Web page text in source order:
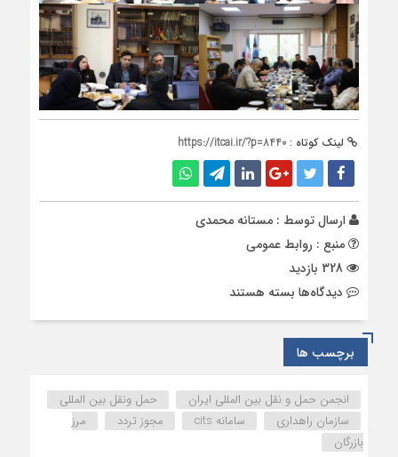
لینک کوتاه : https://itcai.ir/?p=8440
ارسال توسط : مستانه محمدی
منبع : روابط عمومی
دیدگاه‌ها برای
جلسات
سیزدهم
و
چهاردهم
بسته هستند
برچسب ها
انجمن حمل و نقل بین المللی ایران
حمل ونقل بین المللی
سازمان راهداری
سامانه cits مجوز تردد
مرز
بازرگان